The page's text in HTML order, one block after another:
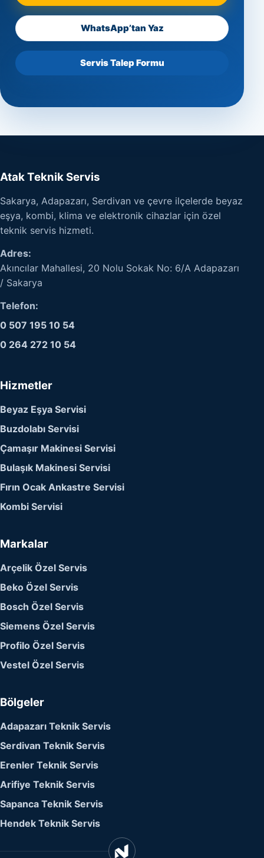
WhatsApp’tan Yaz
Servis Talep Formu
Atak Teknik Servis
Sakarya, Adapazarı, Serdivan ve çevre ilçelerde beyaz
eşya, kombi, klima ve elektronik cihazlar için özel
teknik servis hizmeti.
Adres:
Akıncılar Mahallesi, 20 Nolu Sokak No: 6/A Adapazarı
/ Sakarya
Telefon:
0 507 195 10 54
0 264 272 10 54
Hizmetler
Beyaz Eşya Servisi
Buzdolabı Servisi
Çamaşır Makinesi Servisi
Bulaşık Makinesi Servisi
Fırın Ocak Ankastre Servisi
Kombi Servisi
Markalar
Arçelik Özel Servis
Beko Özel Servis
Bosch Özel Servis
Siemens Özel Servis
Profilo Özel Servis
Vestel Özel Servis
Bölgeler
Adapazarı Teknik Servis
Serdivan Teknik Servis
Erenler Teknik Servis
Arifiye Teknik Servis
Sapanca Teknik Servis
Hendek Teknik Servis